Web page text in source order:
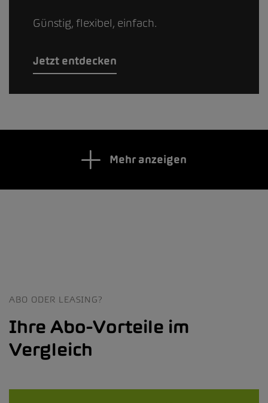
Günstig, flexibel, einfach.
Jetzt entdecken
Mehr anzeigen
ABO ODER LEASING?
Ihre Abo-Vorteile im
Vergleich